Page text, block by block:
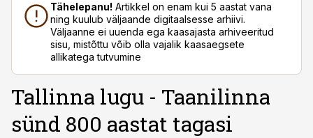
Tähelepanu! Artikkel on enam kui 5 aastat vana
ning kuulub väljaande digitaalsesse arhiivi.
Väljaanne ei uuenda ega kaasajasta arhiveeritud
sisu, mistõttu võib olla vajalik kaasaegsete
allikatega tutvumine
Tallinna lugu - Taanilinna
sünd 800 aastat tagasi